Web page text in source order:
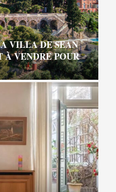
VILLA DE SEAN
À VENDRE POUR